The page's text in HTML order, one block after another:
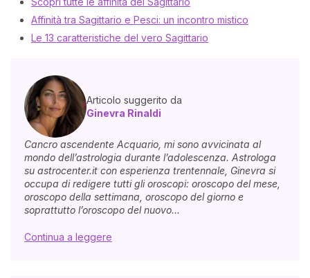
Affinità tra Sagittario e Pesci: un incontro mistico
Le 13 caratteristiche del vero Sagittario
Articolo suggerito da
Ginevra Rinaldi
Cancro ascendente Acquario, mi sono avvicinata al
mondo dell’astrologia durante l’adolescenza. Astrologa
su astrocenter.it con esperienza trentennale, Ginevra si
occupa di redigere tutti gli oroscopi: oroscopo del mese,
oroscopo della settimana, oroscopo del giorno e
soprattutto l’oroscopo del nuovo...
Continua a leggere